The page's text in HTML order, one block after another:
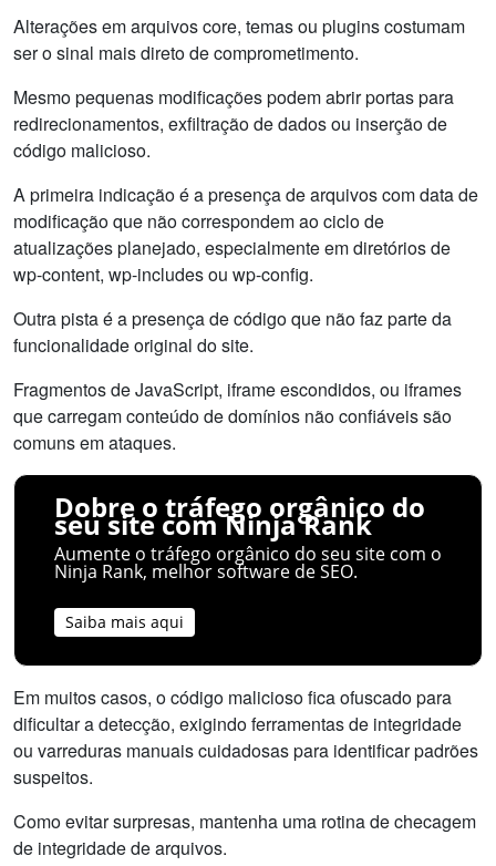
Alterações em arquivos core, temas ou plugins costumam
ser o sinal mais direto de comprometimento.
Mesmo pequenas modificações podem abrir portas para
redirecionamentos, exfiltração de dados ou inserção de
código malicioso.
A primeira indicação é a presença de arquivos com data de
modificação que não correspondem ao ciclo de
atualizações planejado, especialmente em diretórios de
wp-content, wp-includes ou wp-config.
Outra pista é a presença de código que não faz parte da
funcionalidade original do site.
Fragmentos de JavaScript, iframe escondidos, ou iframes
que carregam conteúdo de domínios não confiáveis são
comuns em ataques.
Dobre o tráfego orgânico do
seu site com Ninja Rank
Aumente o tráfego orgânico do seu site com o
Ninja Rank, melhor software de SEO.
Saiba mais aqui
Em muitos casos, o código malicioso fica ofuscado para
dificultar a detecção, exigindo ferramentas de integridade
ou varreduras manuais cuidadosas para identificar padrões
suspeitos.
Como evitar surpresas, mantenha uma rotina de checagem
de integridade de arquivos.